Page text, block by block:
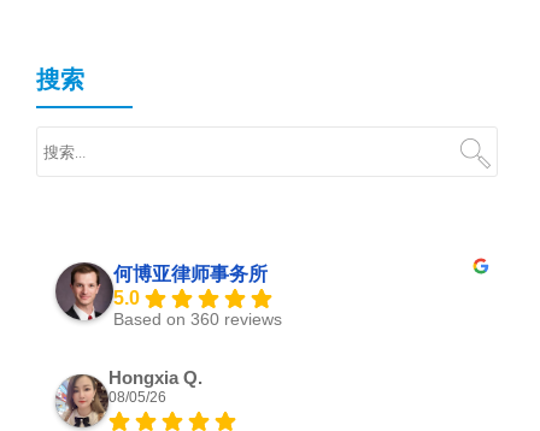
搜索
何博亚律师事务所
5.0
Based on 360 reviews
Hongxia Q.
08/05/26